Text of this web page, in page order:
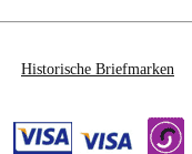
Historische Briefmarken